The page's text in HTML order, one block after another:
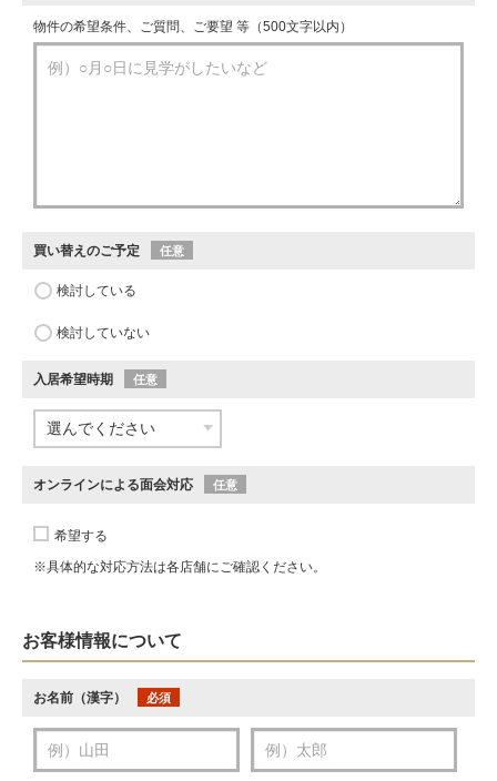
物件の希望条件、ご質問、ご要望 等（500文字以内）
買い替えのご予定 任意
検討している
検討していない
入居希望時期 任意
オンラインによる面会対応 任意
希望する
※具体的な対応方法は各店舗にご確認ください。
お客様情報について
お名前（漢字） 必須